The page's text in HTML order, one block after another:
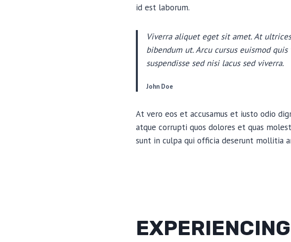
id est laborum.
Viverra aliquet eget sit amet. At
bibendum ut. Arcu cursus euismod
suspendisse sed nisi lacus sed viverra.
John Doe
At vero eos et accusamus et iusto odio
atque corrupti quos dolores et quas
sunt in culpa qui officia deserunt mollitia